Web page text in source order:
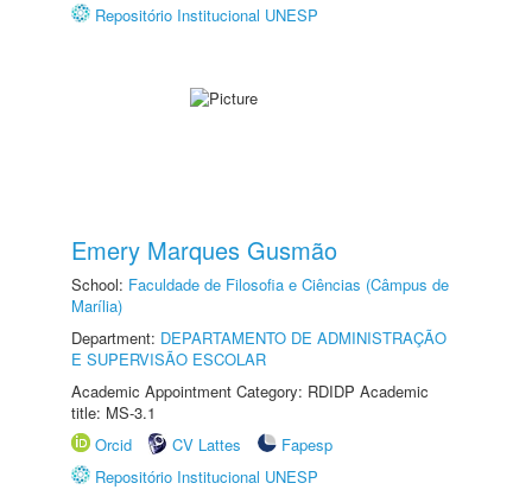
Repositório Institucional UNESP
Emery Marques Gusmão
School: Faculdade de Filosofia e Ciências (Câmpus de
Marília)
Department: DEPARTAMENTO DE ADMINISTRAÇÃO
E SUPERVISÃO ESCOLAR
Academic Appointment Category: RDIDP Academic
title: MS-3.1
Orcid
CV Lattes
Fapesp
Repositório Institucional UNESP